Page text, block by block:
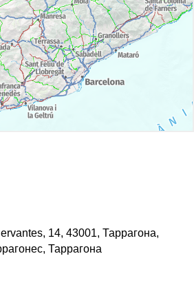
14, 43001, Таррагона,
Таррагона